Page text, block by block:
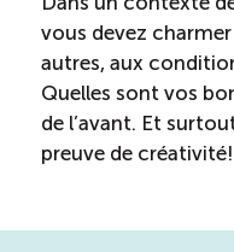
vous devez
autres, aux
Quelles sont vos
de l’avant. Et
preuve de créativité!